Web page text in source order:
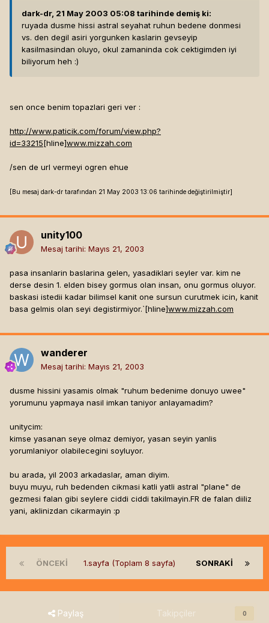
dark-dr, 21 May 2003 05:08 tarihinde demiş ki:
ruyada dusme hissi astral seyahat ruhun bedene donmesi
vs. den degil asiri yorgunken kaslarin gevseyip
kasilmasindan oluyo, okul zamaninda cok cektigimden iyi
biliyorum heh :)
sen once benim topazlari geri ver :
http://www.paticik.com/forum/view.php?
id=33215[hline]www.mizzah.com
/sen de url vermeyi ogren ehue
[Bu mesaj dark-dr tarafından 21 May 2003 13:06 tarihinde değiştirilmiştir]
unity100
Mesaj tarihi: Mayıs 21, 2003
pasa insanlarin baslarina gelen, yasadiklari seyler var. kim ne
derse desin 1. elden bisey gormus olan insan, onu gormus oluyor.
baskasi istedii kadar bilimsel kanit one sursun curutmek icin, kanit
basa gelmis olan seyi degistirmiyor.`[hline]www.mizzah.com
wanderer
Mesaj tarihi: Mayıs 21, 2003
dusme hissini yasamis olmak "ruhum bedenime donuyo uwee"
yorumunu yapmaya nasil imkan taniyor anlayamadim?
unitycim:
kimse yasanan seye olmaz demiyor, yasan seyin yanlis
yorumlaniyor olabilecegini soyluyor.
bu arada, yil 2003 arkadaslar, aman diyim.
buyu muyu, ruh bedenden cikmasi katli yatli astral "plane" de
gezmesi falan gibi seylere ciddi ciddi takilmayin.FR de falan diiliz
yani, aklinizdan cikarmayin :p
ÖNCEKI SONRAKI
1.sayfa (Toplam 8 sayfa)
Paylaş Takipçiler 0